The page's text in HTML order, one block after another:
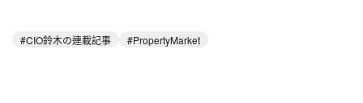
CIO鈴木の連載記事 PropertyMarket